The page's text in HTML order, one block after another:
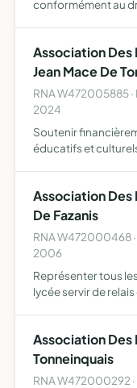
conformément au
cathol…
Association Des
Jean Mace De
RNA W472005885
2024
Soutenir
éducatifs et
Association Des
De Fazanis
RNA W472000468
2006
Représenter tous
lycée servir de
Association Des
Tonneinquais
RNA W472000292